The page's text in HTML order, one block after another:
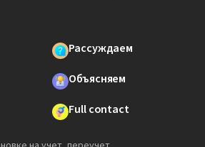
Рассуждаем
Объясняем
Full contact